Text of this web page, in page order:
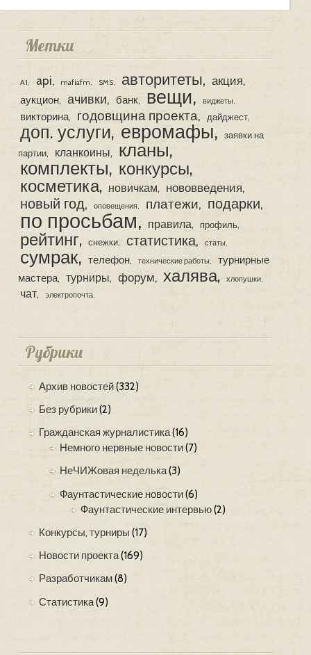
Метки
A1 api mafiafm SMS авторитеты акция
аукцион ачивки банк вещи виджеты
викторина годовщина проекта дайджест
доп. услуги евромафы
заявки на
партии
кланкоины
кланы
комплекты конкурсы
косметика
новичкам нововведения
новый год оповещения платежи подарки
по просьбам правила профиль
рейтинг снежки статистика статы
сумрак телефон технические работы
турнирные
мастера
турниры форум халява хлопушки
чат электропочта
Рубрики
Архив новостей(332)
Без рубрики(2)
Гражданская журналистика(16)
Немного нервные новости(7)
НеЧИЖовая неделька(3)
Фаунтастические новости(6)
Фаунтастические интервью(2)
Конкурсы, турниры (17)
Новости проекта(169)
Разработчикам(8)
Статистика(9)